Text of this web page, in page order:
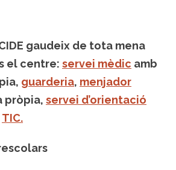
gaudeix de tota mena
el centre: servei mèdic amb
guarderia, menjador
pròpia, servei d’orientació
TIC.